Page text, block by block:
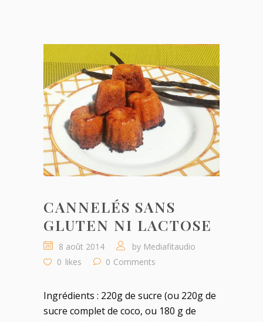
CANNELÉS SANS
GLUTEN NI LACTOSE
8 août 2014 by Mediafitaudio
0 likes 0 Comments
Ingrédients : 220g de sucre (ou 220g de
sucre complet de coco, ou 180 g de